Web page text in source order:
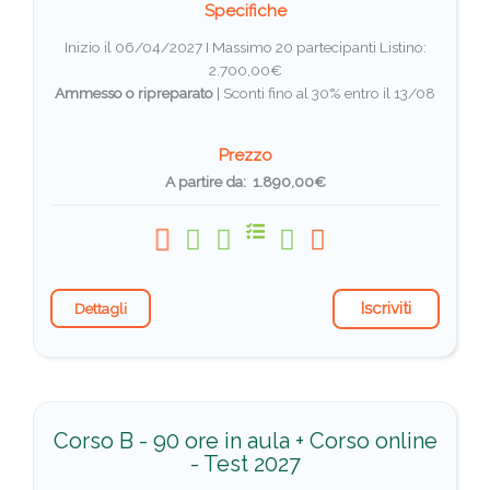
Specifiche
Inizio il 06/04/2027 I Massimo 20 partecipanti Listino:
2.700,00€
Ammesso o ripreparato | Sconti fino al 30% entro il 13/08
Prezzo
A partire da: 1.890,00€
Dettagli Iscriviti
Corso B - 90 ore in aula + Corso online
- Test 2027